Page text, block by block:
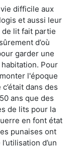
difficile aux
et aussi leur
de lit fait partie
d’où
garder une
Pour
l'époque
dans des
ans que des
de lits pour la
en font état
punaises ont
d’un